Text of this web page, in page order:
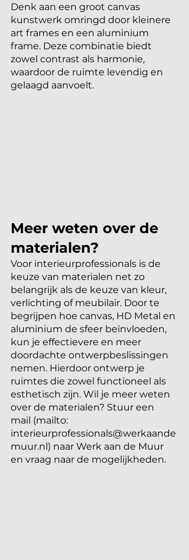
Denk aan een groot canvas
kunstwerk omringd door kleinere
art frames en een aluminium
frame. Deze combinatie biedt
zowel contrast als harmonie,
waardoor de ruimte levendig en
gelaagd aanvoelt.
Meer weten over de
materialen?
Voor interieurprofessionals is de
keuze van materialen net zo
belangrijk als de keuze van kleur,
verlichting of meubilair. Door te
begrijpen hoe canvas, HD Metal en
aluminium de sfeer beïnvloeden,
kun je effectievere en meer
doordachte ontwerpbeslissingen
nemen. Hierdoor ontwerp je
ruimtes die zowel functioneel als
esthetisch zijn. Wil je meer weten
over de materialen? Stuur een
mail (mailto:
interieurprofessionals@werkaande
muur.nl) naar Werk aan de Muur
en vraag naar de mogelijkheden.